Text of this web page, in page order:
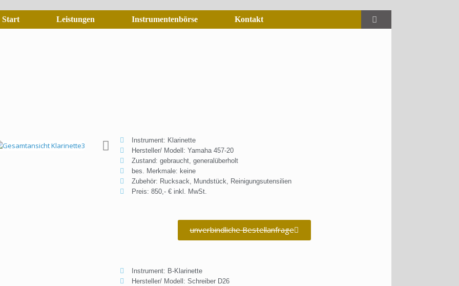
Start Leistungen Instrumentenbörse Kontakt
Instrument: Klarinette
Hersteller/ Modell: Yamaha 457-20
Zustand: gebraucht, generalüberholt
bes. Merkmale: keine
Zubehör: Rucksack, Mundstück, Reinigungsutensilien
Preis: 850,- € inkl. MwSt.
unverbindliche Bestellanfrage
Instrument: B-Klarinette
Hersteller/ Modell: Schreiber D26